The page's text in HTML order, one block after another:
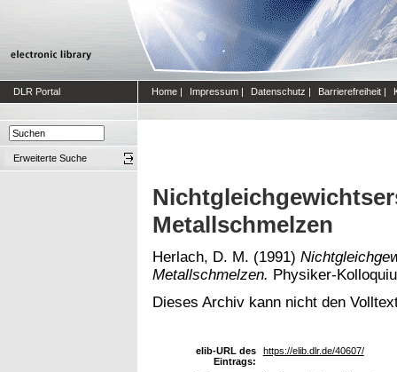
DLR Portal Home | Impressum | Datenschutz | Barrierefreiheit |
Erweiterte Suche
Metallschmelzen
Herlach, D. M. (1991)
Metallschmelzen. Physiker-
Dieses Archiv kann nicht den
elib-URL des
Eintrags:
https://elib.dlr.de/40607/